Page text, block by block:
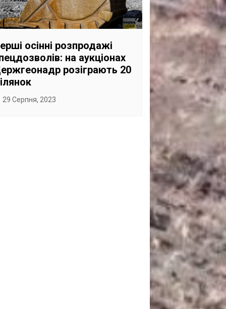
САНКЦІЙНІ НАДРА
БЛОГИ
TECHNO
CRITICAL MINERALS
ПРО ПРОЕКТ
осінні розпродажі
на аукціонах
розіграють 20
29 Серпня, 2023